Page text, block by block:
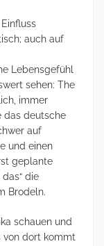
auch auf
Lebensgefühl
sehen: The
immer
das deutsche
auf
und einen
geplante
die
Brodeln.
schauen und
von dort kommt